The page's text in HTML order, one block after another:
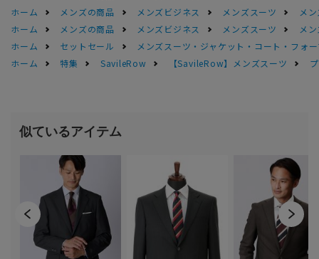
ホーム
メンズの商品 メンズビジネス メンズスーツ
メ
ホーム
メンズの商品 メンズビジネス メンズスーツ
メ
ホーム
セットセール
メンズスーツ・ジャケット・コート・フォ
ホーム
特集 SavileRow 【SavileRow】メンズスーツ